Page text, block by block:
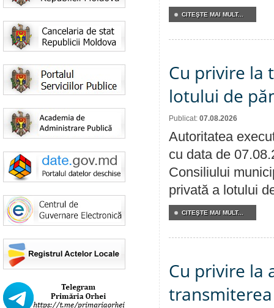
CITEŞTE MAI MULT...
Cu privire la
lotului de
Publicat: 07.08.2026
Autoritatea
cu data de
Consiliului
privată a lotului
CITEŞTE MAI MULT...
Cu privire la